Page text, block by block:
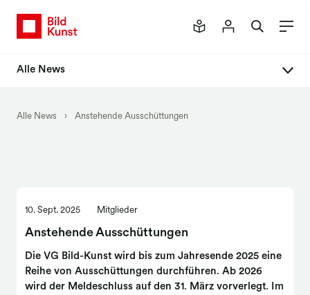
Alle News
Alle News › Anstehende Ausschüttungen
10. Sept. 2025 Mitglieder
Anstehende Ausschüttungen
Die VG Bild-Kunst wird bis zum Jahresende 2025 eine
Reihe von Ausschüttungen durchführen. Ab 2026
wird der Meldeschluss auf den 31. März vorverlegt. Im